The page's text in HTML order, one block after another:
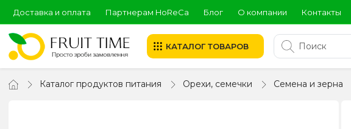
Доставка и оплата Партнерам HoReCa Блог О компании Контакты
КАТАЛОГ ТОВАРОВ
Каталог продуктов питания Орехи, семечки Семена и зерна